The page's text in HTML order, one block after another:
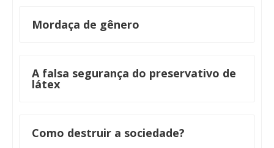
Mordaça de gênero
A falsa segurança do preservativo de
látex
Como destruir a sociedade?